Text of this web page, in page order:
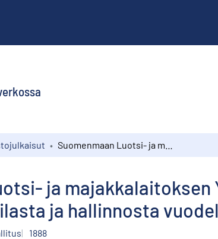
ja
ja hallinnosta
1888